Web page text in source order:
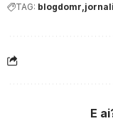
TAG: blogdomr
E